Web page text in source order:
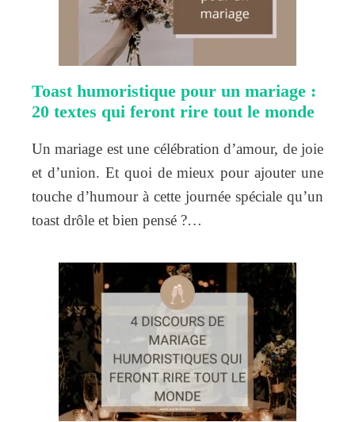
Toast humoristique pour un mariage :
20 textes qui feront rire tout le monde
Un mariage est une célébration d’amour, de joie
et d’union. Et quoi de mieux pour ajouter une
touche d’humour à cette journée spéciale qu’un
toast drôle et bien pensé ?…